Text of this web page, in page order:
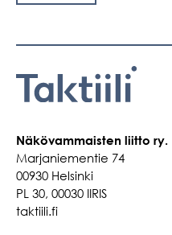
Näkövammaisten liitto ry.
Marjaniementie 74
00930 Helsinki
PL 30, 00030 IIRIS
taktiili.fi